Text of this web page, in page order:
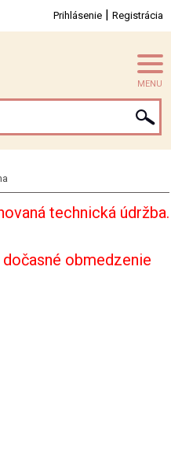
Prihlásenie | Registrácia
MENU
technická údržba.
obmedzenie